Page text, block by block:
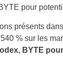
pour
présents
% sur les
BYTE